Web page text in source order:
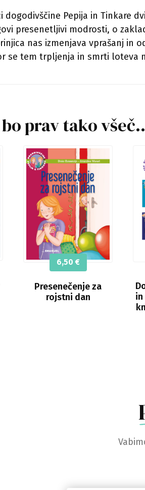
dogodivščine Pepija in Tinkare
presenetljivi modrosti, o
nas izmenjava vprašanj in
se tem trpljenja in smrti loteva
prav tako
Presenečenje za
rojstni dan
6,50€